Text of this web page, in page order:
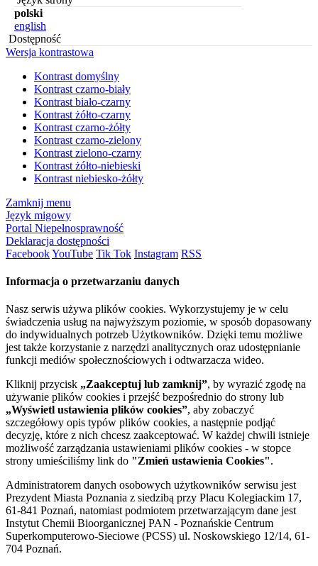
polski
english
Dostępność
Wersja kontrastowa
Kontrast domyślny
Kontrast czarno-biały
Kontrast biało-czarny
Kontrast żółto-czarny
Kontrast czarno-żółty
Kontrast czarno-zielony
Kontrast zielono-czarny
Kontrast żółto-niebieski
Kontrast niebiesko-żółty
Zamknij menu
Język migowy
Portal Niepełnosprawność
Deklaracja dostępności
FacebookYouTube Tik Tok Instagram RSS
Informacja o przetwarzaniu danych
Nasz serwis używa plików cookies. Wykorzystujemy je w celu
świadczenia usług na najwyższym poziomie, w sposób dopasowany
do indywidualnych potrzeb Użytkowników. Dzięki temu możliwe
jest także korzystanie z narzędzi analitycznych oraz udostępnianie
funkcji mediów społecznościowych i odtwarzacza wideo.
Kliknij przycisk „Zaakceptuj lub zamknij”, by wyrazić zgodę na
używanie plików cookies i przejść bezpośrednio do strony lub
„Wyświetl ustawienia plików cookies”, aby zobaczyć
szczegółowy opis typów plików cookies, a następnie podjąć
decyzję, które z nich chcesz zaakceptować. W każdej chwili istnieje
możliwość zarządzania ustawieniami plików cookies - w stopce
strony umieściliśmy link do "Zmień ustawienia Cookies".
Administratorem danych osobowych użytkowników serwisu jest
Prezydent Miasta Poznania z siedzibą przy Placu Kolegiackim 17,
61-841 Poznań, natomiast podmiotem przetwarzającym dane jest
Instytut Chemii Bioorganicznej PAN - Poznańskie Centrum
Superkomputerowo-Sieciowe (PCSS) ul. Noskowskiego 12/14, 61-
704 Poznań.